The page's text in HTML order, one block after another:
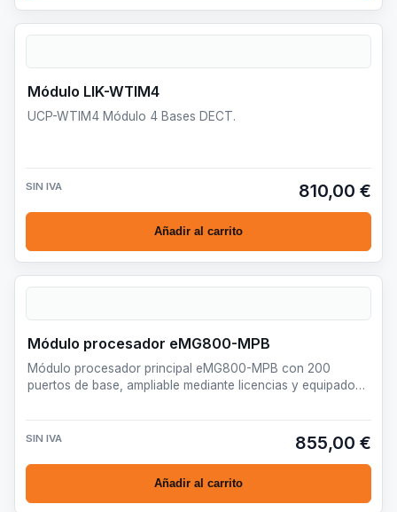
Módulo LIK-WTIM4
UCP-WTIM4 Módulo 4 Bases DECT.
SIN IVA 810,00 €
Añadir al carrito
Módulo procesador eMG800-MPB
Módulo procesador principal eMG800-MPB con 200
puertos de base, ampliable mediante licencias y equipado
SIN IVA 855,00 €
Añadir al carrito